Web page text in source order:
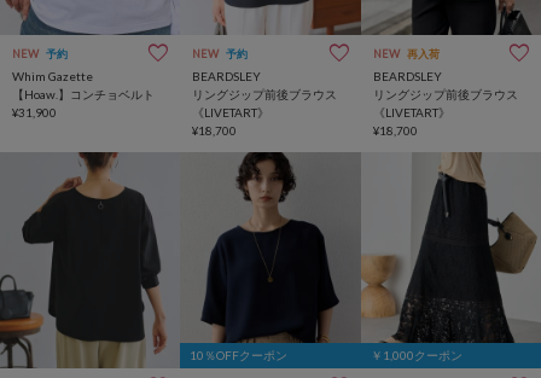
NEW 予約
Whim Gazette
【Hoaw.】コンチョベルト
¥31,900
NEW 予約
BEARDSLEY
リングジップ前後ブラウス
《LIVETART》
¥18,700
NEW 再入荷
BEARDSLEY
リングジップ前後ブラウス
《LIVETART》
¥18,700
10％OFFクーポン ￥1,000クーポン